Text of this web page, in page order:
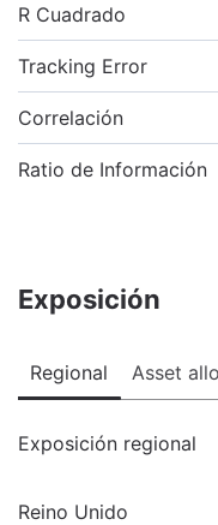
R Cuadrado
Tracking Error
Correlación
Ratio de Información
Exposición
Regional Asset
Exposición regional
Reino Unido